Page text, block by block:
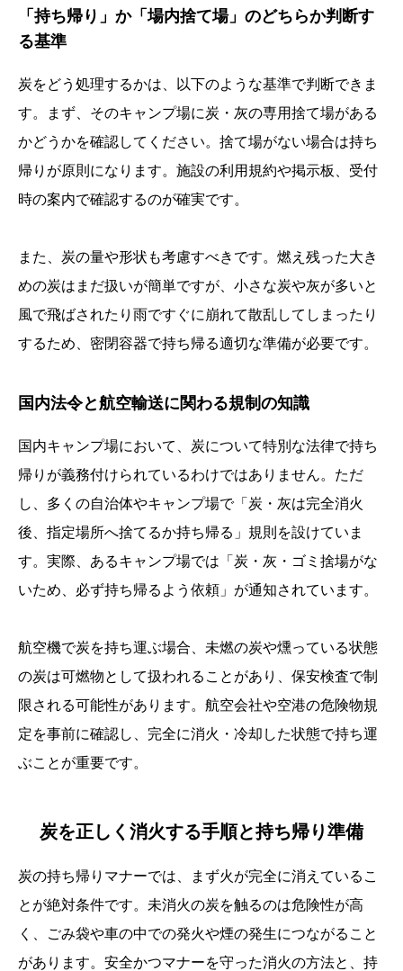
「持ち帰り」か「場内捨て場」のどちらか判断す
る基準
炭をどう処理するかは、以下のような基準で判断できま
す。まず、そのキャンプ場に炭・灰の専用捨て場がある
かどうかを確認してください。捨て場がない場合は持ち
帰りが原則になります。施設の利用規約や掲示板、受付
時の案内で確認するのが確実です。
また、炭の量や形状も考慮すべきです。燃え残った大き
めの炭はまだ扱いが簡単ですが、小さな炭や灰が多いと
風で飛ばされたり雨ですぐに崩れて散乱してしまったり
するため、密閉容器で持ち帰る適切な準備が必要です。
国内法令と航空輸送に関わる規制の知識
国内キャンプ場において、炭について特別な法律で持ち
帰りが義務付けられているわけではありません。ただ
し、多くの自治体やキャンプ場で「炭・灰は完全消火
後、指定場所へ捨てるか持ち帰る」規則を設けていま
す。実際、あるキャンプ場では「炭・灰・ゴミ捨場がな
いため、必ず持ち帰るよう依頼」が通知されています。
航空機で炭を持ち運ぶ場合、未燃の炭や燻っている状態
の炭は可燃物として扱われることがあり、保安検査で制
限される可能性があります。航空会社や空港の危険物規
定を事前に確認し、完全に消火・冷却した状態で持ち運
ぶことが重要です。
炭を正しく消火する手順と持ち帰り準備
炭の持ち帰りマナーでは、まず火が完全に消えているこ
とが絶対条件です。未消火の炭を触るのは危険性が高
く、ごみ袋や車の中での発火や煙の発生につながること
があります。安全かつマナーを守った消火の方法と、持